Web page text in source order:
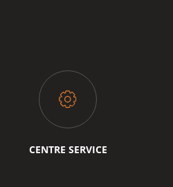
CENTRE SERVICE